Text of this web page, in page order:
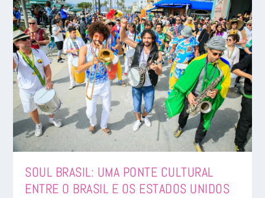
SOUL BRASIL: UMA PONTE CULTURAL
ENTRE O BRASIL E OS ESTADOS UNIDOS